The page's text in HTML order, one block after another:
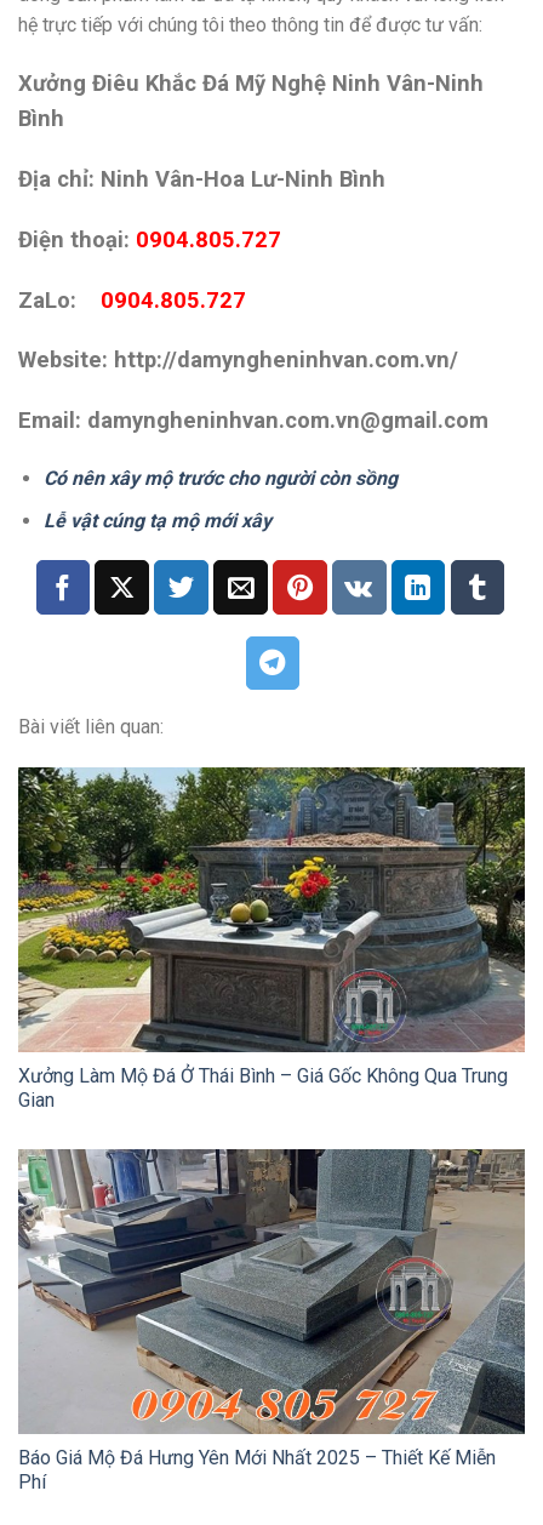
hệ trực tiếp với chúng tôi theo thông tin để được tư vấn:
Xưởng Điêu Khắc Đá Mỹ Nghệ Ninh Vân-Ninh
Bình
Địa chỉ: Ninh Vân-Hoa Lư-Ninh Bình
Điện thoại: 0904.805.727
ZaLo: 0904.805.727
Website: http://damyngheninhvan.com.vn/
Email: damyngheninhvan.com.vn@gmail.com
Có nên xây mộ trước cho người còn sồng
Lễ vật cúng tạ mộ mới xây
Bài viết liên quan:
Xưởng Làm Mộ Đá Ở Thái Bình – Giá Gốc Không Qua Trung
Gian
Báo Giá Mộ Đá Hưng Yên Mới Nhất 2025 – Thiết Kế Miễn
Phí